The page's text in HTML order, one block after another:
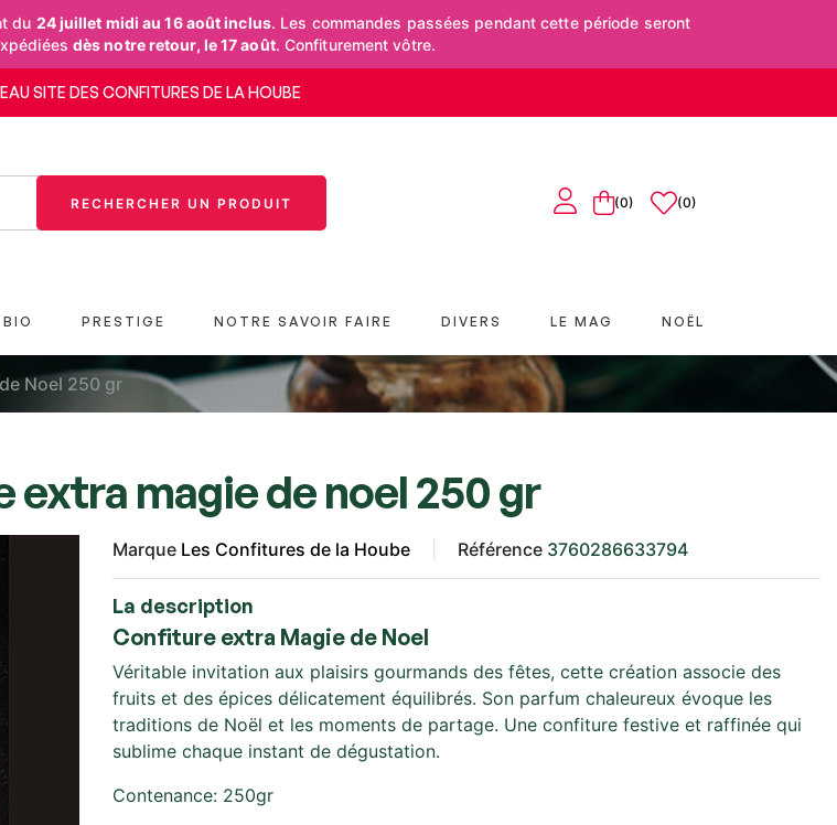
du 24 juillet midi au 16 août inclus. Les commandes passées pendant cette période seront
dès notre retour, le 17 août. Confiturement vôtre.
SITE DES CONFITURES DE LA HOUBE
RECHERCHER UN PRODUIT (0) 0
BIO PRESTIGE NOTRE SAVOIR FAIRE DIVERS LE MAG NOËL
Noel 250 gr
magie de noel 250 gr
Marque Les Confitures de la Hoube Référence 3760286633794
La description
Confiture extra Magie de Noel
Véritable invitation aux plaisirs gourmands des fêtes, cette création associe des
fruits et des épices délicatement équilibrés. Son parfum chaleureux évoque les
traditions de Noël et les moments de partage. Une confiture festive et raffinée qui
sublime chaque instant de dégustation.
Contenance: 250gr